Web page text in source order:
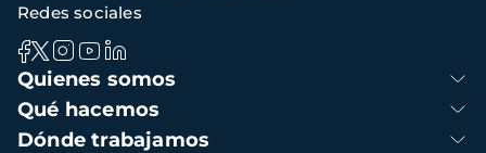
Navegación
principal
Quienes somos
Qué hacemos
Dónde trabajamos
Redes sociales